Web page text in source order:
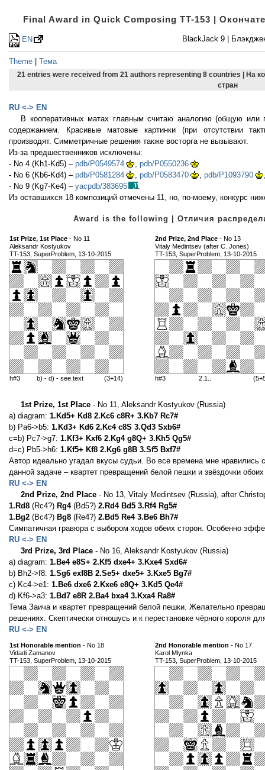
Final Award in Quick Composing TT-153 |
BlackJack 9 |
EN
Theme Тема
21 entries were received from 21 authors representing 8 countries | На
стран
RU <-> EN
В кооперативных матах главным считаю аналогию (общую или
содержанием. Красивые матовые картинки (при отсутствии
производят. Симметричные решения также восторга не вызывают.
Из-за предшественников исключены:
- No 4 (Kh1-Kd5) – pdb/P0549574
pdb/P0550236
- No 6 (Kb6-Kd4) – pdb/P0581284 pdb/P0583470 pdb/P1093790
- No 9 (Kg7-Ke4) – yacpdb/383695
Из оставшихся 18 композиций отмечены 11, но, по-моему, конкурс
Award is the following | Отличия
1st Prize, 1st Place - No 11
Aleksandr Kostyukov
TT-153, SuperProblem, 13-10-2015
h#3 b) - d) - see text (3+14)
2nd Prize, 2nd Place - No 13
Vitaly Medintsev (after C. Jones)
TT-153, SuperProblem, 13-10-2015
h#3 2.1..
1st Prize, 1st Place - No 11, Aleksandr Kostyukov (Russia)
a) diagram: 1.Kd5+ Kd8 2.Kc6 c8R+ 3.Kb7 Rc7#
b) Pa6->b5: 1.Kd3+ Kd6 2.Kc4 c8S 3.Qd3 Sxb6#
c=b) Pc7->g7: 1.Kf3+ Kxf6 2.Kg4 g8Q+ 3.Kh5 Qg5#
d=c) Pb5->h6: 1.Kf5+ Kf8 2.Kg6 g8B 3.Sf5 Bxf7#
Автор идеально угадал вкусы судьи. Во все времена мне
данной задаче – квартет превращений белой пешки и звёздочки
RU <-> EN
2nd Prize, 2nd Place - No 13, Vitaly Medintsev (Russia), after
1.Rd8 (Rc4?) Rg4(Bd5?) 2.Rd4 Bd5 3.Rf4 Rg5#
1.Bg2 (Bc4?) Bg8 (Re4?) 2.Bd5 Re4 3.Be6 Bh7#
Симпатичная гравюра с выбором ходов обеих сторон. Особенно
RU <-> EN
3rd Prize, 3rd Place - No 16, Aleksandr Kostyukov (Russia)
a) diagram: 1.Be4 e8S+ 2.Kf5 dxe4+ 3.Kxe4 Sxd6#
b) Bh2->f8: 1.Sg6 exf8B 2.Se5+ dxe5+ 3.Kxe5 Bg7#
c) Kc4->e1: 1.Be6 dxe6 2.Kxe6 e8Q+ 3.Kd5 Qe4#
d) Kf6->a3: 1.Bd7 e8R 2.Ba4 bxa4 3.Kxa4 Ra8#
Тема Заича и квартет превращений белой пешки. Желательно
решениях. Скептически отношусь и к перестановке чёрного короля
RU <-> EN
1st Honorable mention - No 18
Vidadi Zamanov
TT-153, SuperProblem, 13-10-2015
2nd Honorable mention - No 17
Karol Mlynka
TT-153, SuperProblem, 13-10-2015